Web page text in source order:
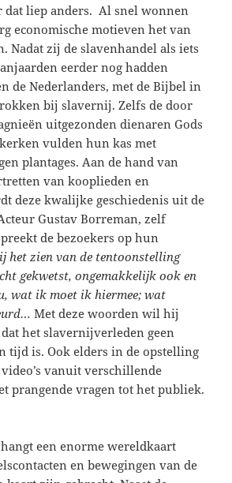
dat liep anders. Al snel wonnen
economische motieven het van
Nadat zij de slavenhandel als iets
eerder nog hadden
de Nederlanders, met de Bijbel in
bij slavernij. Zelfs de door
uitgezonden dienaren Gods
vulden hun kas met
plantages. Aan de hand van
van kooplieden en
deze kwalijke geschiedenis uit de
Gustav Borreman, zelf
de bezoekers op hun
het zien van de tentoonstelling
gekwetst, ongemakkelijk ook en
wat ik moet ik hiermee; wat
Met deze woorden wil hij
het slavernijverleden geen
tijd is. Ook elders in de opstelling
vanuit verschillende
prangende vragen tot het publiek.
een enorme wereldkaart
en bewegingen van de